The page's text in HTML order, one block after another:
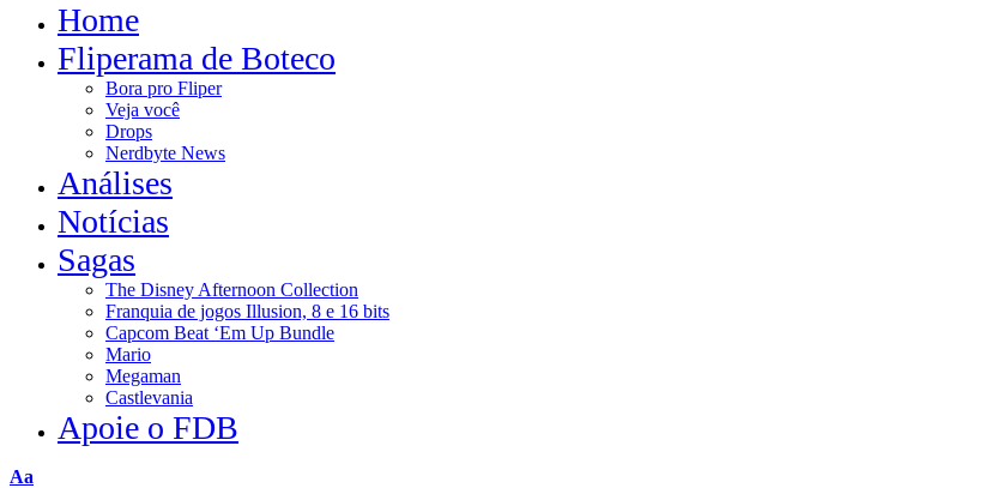
Home
Fliperama de Boteco
Bora pro Fliper
Veja você
Drops
Nerdbyte News
Análises
Notícias
Sagas
The Disney Afternoon Collection
Franquia de jogos Illusion, 8 e 16 bits
Capcom Beat ‘Em Up Bundle
Mario
Megaman
Castlevania
Apoie o FDB
Redimensionar
Aa